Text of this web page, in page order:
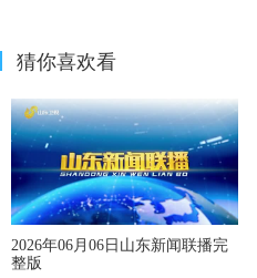
猜你喜欢看
2026年06月06日山东新闻联播完
整版